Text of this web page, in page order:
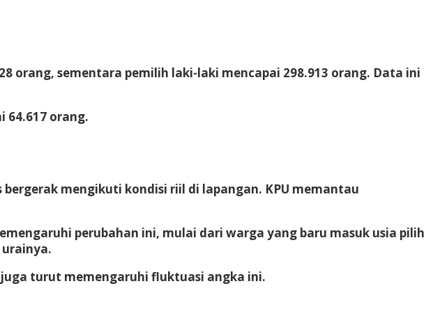
orang, sementara pemilih laki-laki mencapai 298.913 orang. Data ini
64.617 orang.
mengikuti kondisi riil di lapangan. KPU memantau
perubahan ini, mulai dari warga yang baru masuk usia pilih
turut memengaruhi fluktuasi angka ini.